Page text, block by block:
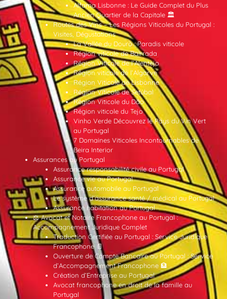
Alfama Lisbonne : Le Guide Complet du Plus
Ancien Quartier de la Capitale 🏛️
Routes des Vins – Les Régions Viticoles du Portugal :
Visites, Dégustations
La Vallée du Douro : Paradis viticole
Région viticole de Bairrada
Région Viticole de l’Alentejo
Région viticole de l’Algarve
Région Viticole de Lisbonne
Région Viticole de Setúbal
Région Viticole du Dão
Région viticole du Tejo
Vinho Verde Découvrez le Pays du Vin Vert
au Portugal
7 Domaines Viticoles Incontournables de
Beira Interior
Assurances au Portugal
Assurance responsabilité civile au Portugal
Assurance vie au Portugal
Assurance automobile au Portugal
Le système d’assurance santé / médical au Portugal
Assurance habitation au Portugal
⚖️ Avocat et Notaire Francophone au Portugal :
Accompagnement Juridique Complet
Traduction Certifiée au Portugal : Service Juridique
Francophone 📄
Ouverture de Compte Bancaire au Portugal : Service
d’Accompagnement Francophone 🏦
Création d’Entreprise au Portugal
Avocat francophone en droit de la famille au
Portugal